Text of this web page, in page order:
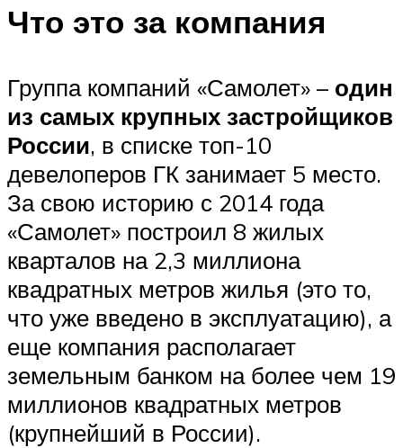
Что это за компания
Группа компаний «Самолет» – один
из самых крупных застройщиков
России, в списке топ-10
девелоперов ГК занимает 5 место.
За свою историю с 2014 года
«Самолет» построил 8 жилых
кварталов на 2,3 миллиона
квадратных метров жилья (это то,
что уже введено в эксплуатацию), а
еще компания располагает
земельным банком на более чем 19
миллионов квадратных метров
(крупнейший в России).